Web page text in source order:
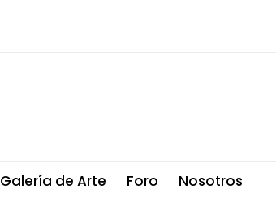
Galería de Arte Foro
Nosotros